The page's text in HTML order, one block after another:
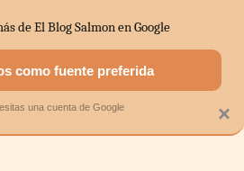
DOMÉSTICA MERCADOS
×
de El Blog Salmon en Google
como fuente preferida
una cuenta de Google